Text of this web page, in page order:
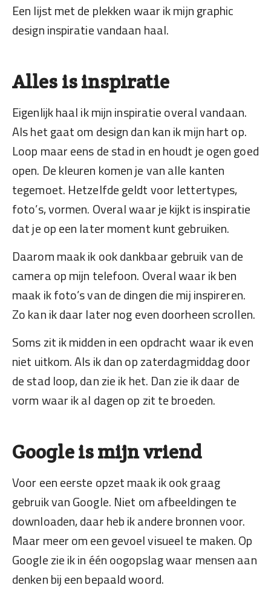
Een lijst met de plekken waar ik mijn graphic
design inspiratie vandaan haal.
Alles is inspiratie
Eigenlijk haal ik mijn inspiratie overal vandaan.
Als het gaat om design dan kan ik mijn hart op.
Loop maar eens de stad in en houdt je ogen goed
open. De kleuren komen je van alle kanten
tegemoet. Hetzelfde geldt voor lettertypes,
foto’s, vormen. Overal waar je kijkt is inspiratie
dat je op een later moment kunt gebruiken.
Daarom maak ik ook dankbaar gebruik van de
camera op mijn telefoon. Overal waar ik ben
maak ik foto’s van de dingen die mij inspireren.
Zo kan ik daar later nog even doorheen scrollen.
Soms zit ik midden in een opdracht waar ik even
niet uitkom. Als ik dan op zaterdagmiddag door
de stad loop, dan zie ik het. Dan zie ik daar de
vorm waar ik al dagen op zit te broeden.
Google is mijn vriend
Voor een eerste opzet maak ik ook graag
gebruik van Google. Niet om afbeeldingen te
downloaden, daar heb ik andere bronnen voor.
Maar meer om een gevoel visueel te maken. Op
Google zie ik in één oogopslag waar mensen aan
denken bij een bepaald woord.